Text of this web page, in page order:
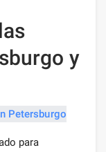
y
para